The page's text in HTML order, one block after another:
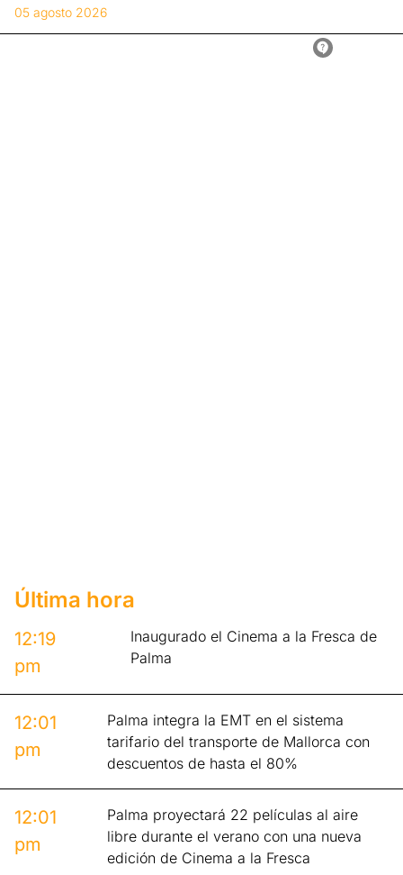
05 agosto 2026
Última hora
12:19
pm
Inaugurado el Cinema a la Fresca de
Palma
12:01
pm
Palma integra la EMT en el sistema
tarifario del transporte de Mallorca con
descuentos de hasta el 80%
12:01
pm
Palma proyectará 22 películas al aire
libre durante el verano con una nueva
edición de Cinema a la Fresca